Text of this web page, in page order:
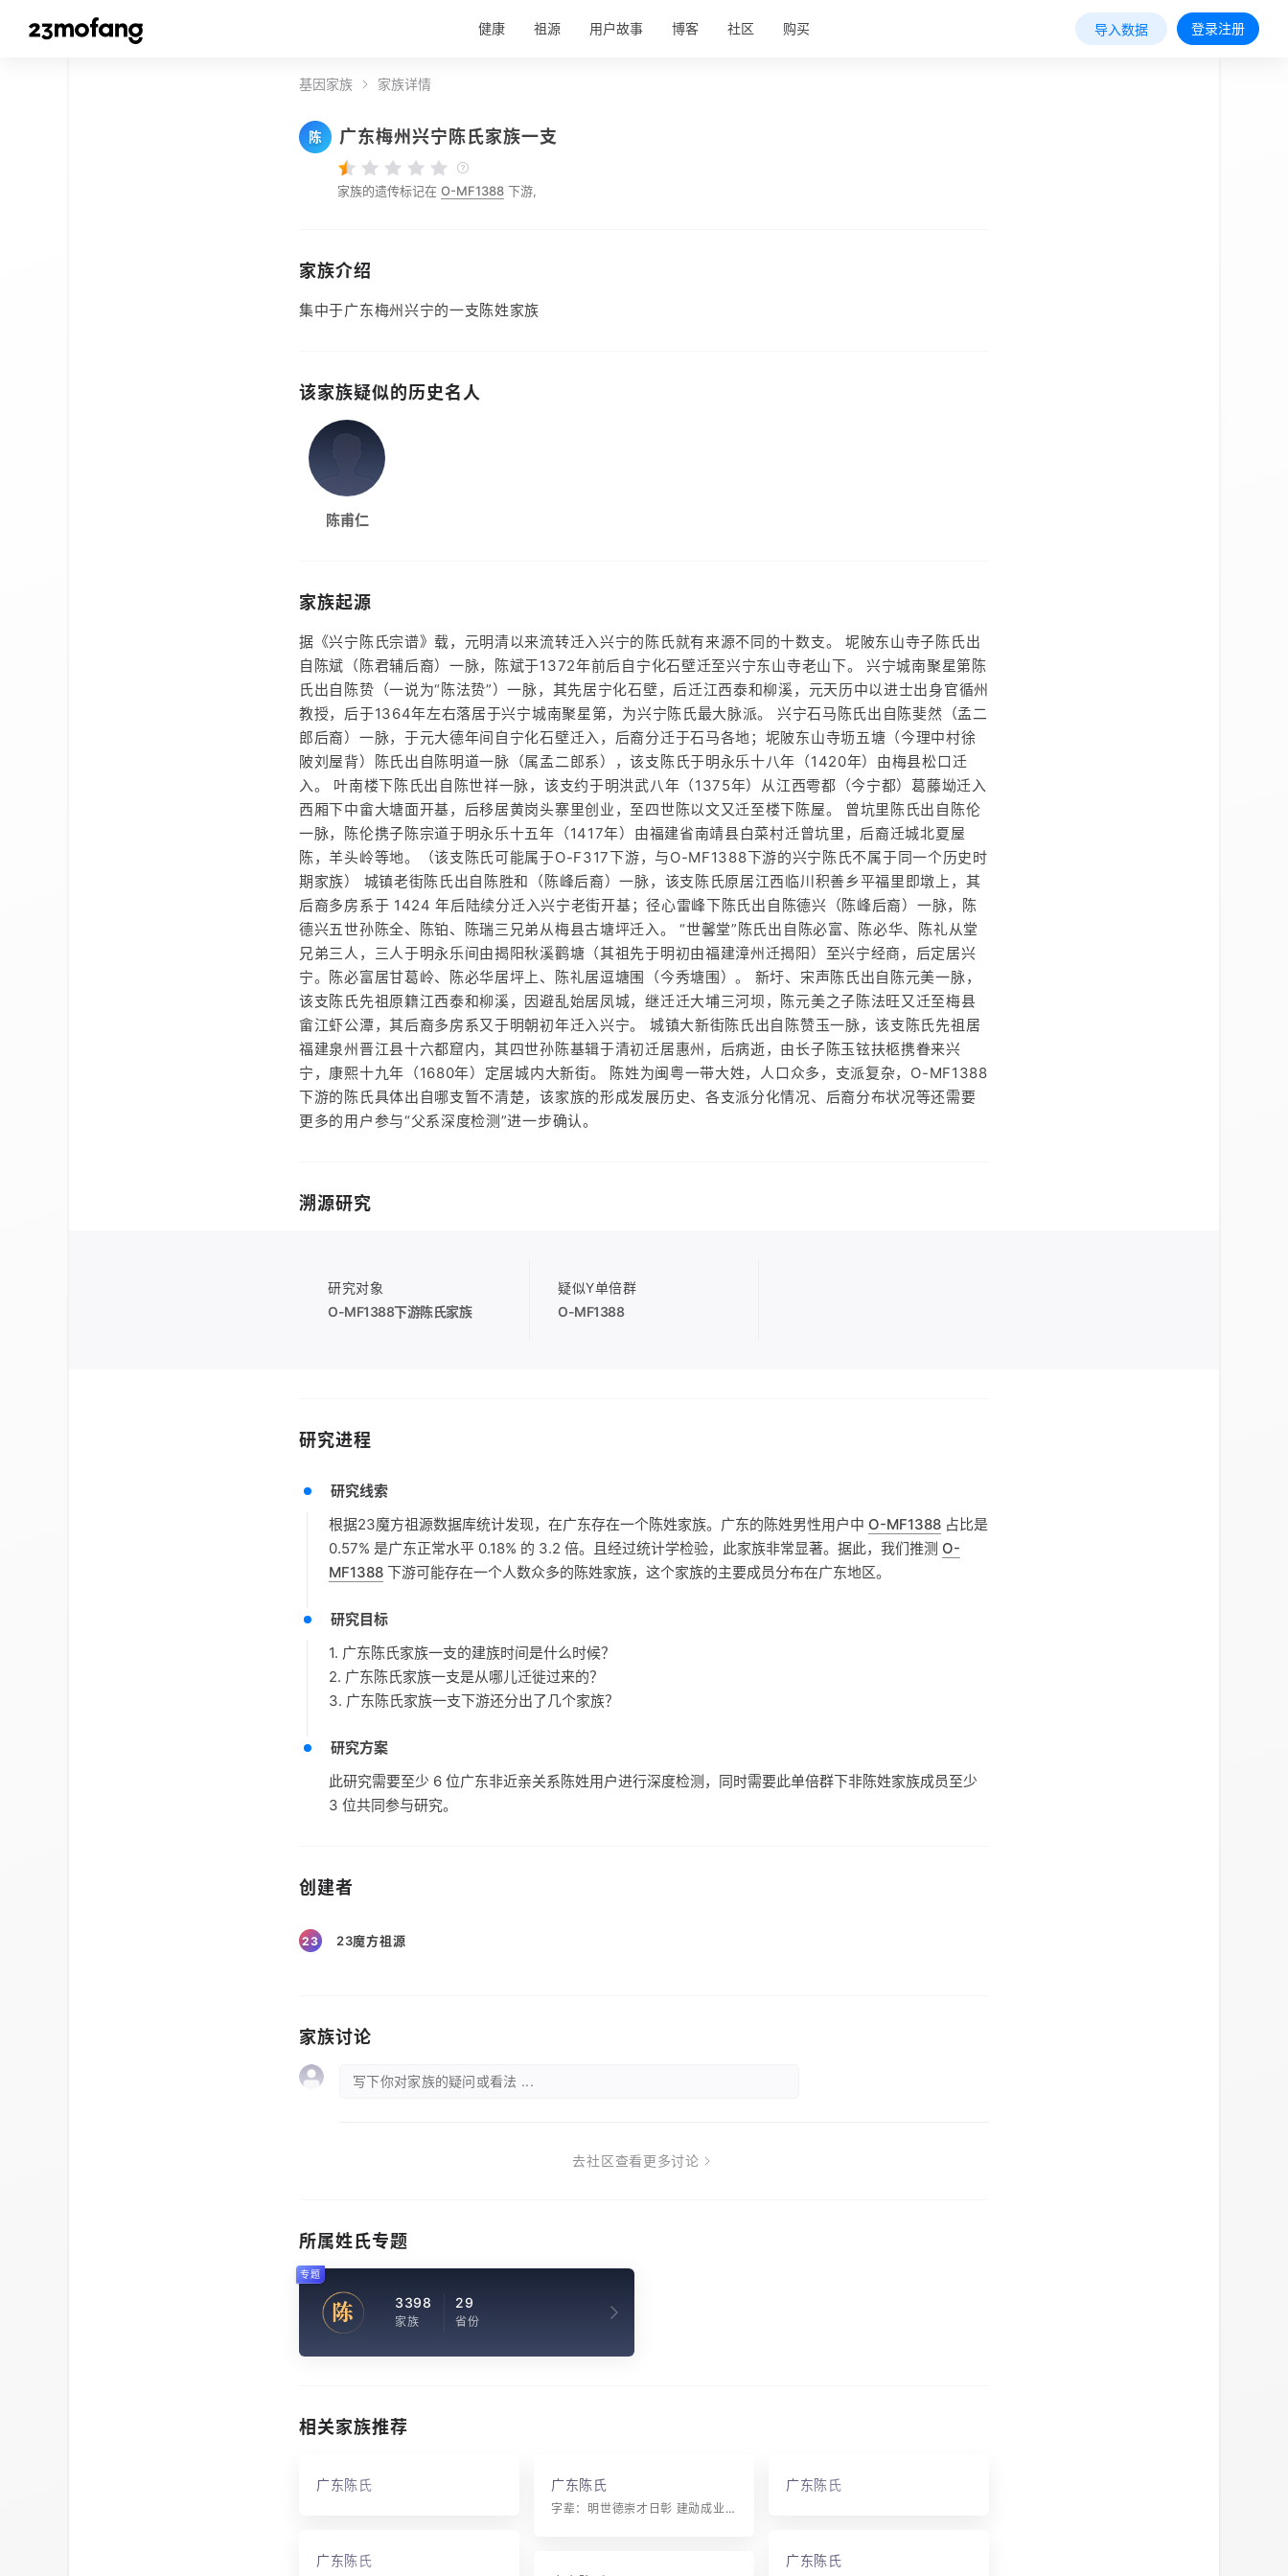
健康 祖源 用户故事 博客 社区 购买 导入数据 登录注册
基因家族 家族详情
陈 广东梅州兴宁陈氏家族一支
家族的遗传标记在 O-MF1388 下游,
家族介绍
集中于广东梅州兴宁的一支陈姓家族
该家族疑似的历史名人
陈甫仁
家族起源
据《兴宁陈氏宗谱》载，元明清以来流转迁入兴宁的陈氏就有来源不同的十数支。 坭陂东山寺子陈氏出
自陈斌（陈君辅后裔）一脉，陈斌于1372年前后自宁化石壁迁至兴宁东山寺老山下。 兴宁城南聚星第陈
氏出自陈贽（一说为“陈法贽”）一脉，其先居宁化石壁，后迁江西泰和柳溪，元天历中以进士出身官循州
教授，后于1364年左右落居于兴宁城南聚星第，为兴宁陈氏最大脉派。 兴宁石马陈氏出自陈斐然（孟二
郎后裔）一脉，于元大德年间自宁化石壁迁入，后裔分迁于石马各地；坭陂东山寺坜五塘（今理中村徐
陂刘屋背）陈氏出自陈明道一脉（属孟二郎系），该支陈氏于明永乐十八年（1420年）由梅县松口迁
入。 叶南楼下陈氏出自陈世祥一脉，该支约于明洪武八年（1375年）从江西雩都（今宁都）葛藤坳迁入
西厢下中畲大塘面开基，后移居黄岗头寨里创业，至四世陈以文又迁至楼下陈屋。 曾坑里陈氏出自陈伦
一脉，陈伦携子陈宗道于明永乐十五年（1417年）由福建省南靖县白菜村迁曾坑里，后裔迁城北夏屋
陈，羊头岭等地。（该支陈氏可能属于O-F317下游，与O-MF1388下游的兴宁陈氏不属于同一个历史时
期家族） 城镇老街陈氏出自陈胜和（陈峰后裔）一脉，该支陈氏原居江西临川积善乡平福里即墩上，其
后裔多房系于 1424 年后陆续分迁入兴宁老街开基；径心雷峰下陈氏出自陈德兴（陈峰后裔）一脉，陈
德兴五世孙陈全、陈铂、陈瑞三兄弟从梅县古塘坪迁入。 “世馨堂”陈氏出自陈必富、陈必华、陈礼从堂
兄弟三人，三人于明永乐间由揭阳秋溪鹳塘（其祖先于明初由福建漳州迁揭阳）至兴宁经商，后定居兴
宁。陈必富居甘葛岭、陈必华居坪上、陈礼居逗塘围（今秀塘围）。 新圩、宋声陈氏出自陈元美一脉，
该支陈氏先祖原籍江西泰和柳溪，因避乱始居凤城，继迁迁大埔三河坝，陈元美之子陈法旺又迁至梅县
畲江虾公潭，其后裔多房系又于明朝初年迁入兴宁。 城镇大新街陈氏出自陈赞玉一脉，该支陈氏先祖居
福建泉州晋江县十六都窟内，其四世孙陈基辑于清初迁居惠州，后病逝，由长子陈玉铉扶柩携眷来兴
宁，康熙十九年（1680年）定居城内大新街。 陈姓为闽粤一带大姓，人口众多，支派复杂，O-MF1388
下游的陈氏具体出自哪支暂不清楚，该家族的形成发展历史、各支派分化情况、后裔分布状况等还需要
更多的用户参与“父系深度检测”进一步确认。
溯源研究
研究对象
O-MF1388下游陈氏家族
疑似Y单倍群
O-MF1388
研究进程
研究线索
根据23魔方祖源数据库统计发现，在广东存在一个陈姓家族。广东的陈姓男性用户中 O-MF1388 占比是
0.57% 是广东正常水平 0.18% 的 3.2 倍。且经过统计学检验，此家族非常显著。据此，我们推测 O-
MF1388 下游可能存在一个人数众多的陈姓家族，这个家族的主要成员分布在广东地区。
研究目标
1. 广东陈氏家族一支的建族时间是什么时候？
2. 广东陈氏家族一支是从哪儿迁徙过来的？
3. 广东陈氏家族一支下游还分出了几个家族？
研究方案
此研究需要至少 6 位广东非近亲关系陈姓用户进行深度检测，同时需要此单倍群下非陈姓家族成员至少
3 位共同参与研究。
创建者
23 23魔方祖源
家族讨论
写下你对家族的疑问或看法 ...
去社区查看更多讨论
所属姓氏专题
陈 3398
家族
29
省份
专题
相关家族推荐
广东陈氏 广东陈氏
字辈：明世德崇才日彰 建勋成业振纲常 英雄荣显隆家道 庆悦扬名耀玉堂 高爵盛传昌裕泰 芬兰馥桂竞腾芳 良维基本华宏茂 继达虞廷广瑞香
广东陈氏
广东陈氏
广东陈氏